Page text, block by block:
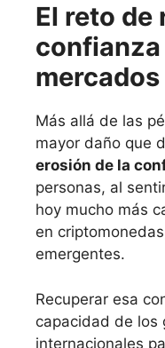
El reto de
mercados
Más allá de las
mayor daño que
erosión de la
personas, al
hoy mucho más
en
emergentes.
Recuperar esa
capacidad de los
internacionales